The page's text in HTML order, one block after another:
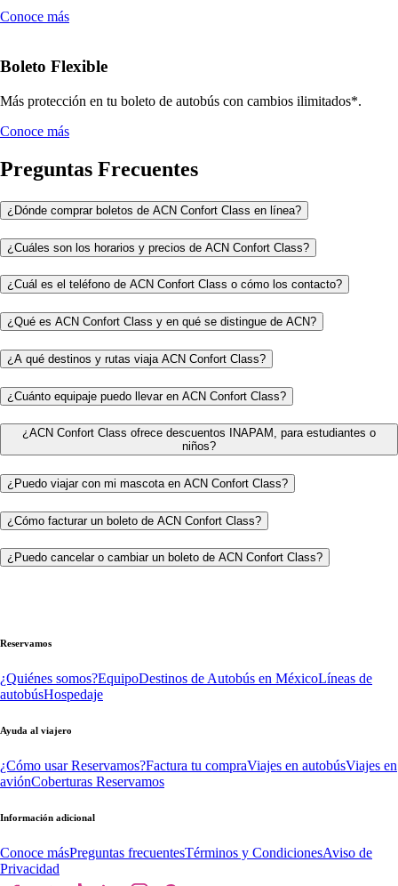
Conoce más
Boleto Flexible
Más protección en tu boleto de autobús con cambios ilimitados*.
Conoce más
Preguntas Frecuentes
¿Dónde comprar boletos de ACN Confort Class en línea?
¿Cuáles son los horarios y precios de ACN Confort Class?
¿Cuál es el teléfono de ACN Confort Class o cómo los contacto?
¿Qué es ACN Confort Class y en qué se distingue de ACN?
¿A qué destinos y rutas viaja ACN Confort Class?
¿Cuánto equipaje puedo llevar en ACN Confort Class?
¿ACN Confort Class ofrece descuentos INAPAM, para estudiantes o
niños?
¿Puedo viajar con mi mascota en ACN Confort Class?
¿Cómo facturar un boleto de ACN Confort Class?
¿Puedo cancelar o cambiar un boleto de ACN Confort Class?
Reservamos
¿Quiénes somos?EquipoDestinos de Autobús en MéxicoLíneas de
autobúsHospedaje
Ayuda al viajero
¿Cómo usar Reservamos?Factura tu compraViajes en autobúsViajes en
aviónCoberturas Reservamos
Información adicional
Conoce másPreguntas frecuentesTérminos y CondicionesAviso de
Privacidad